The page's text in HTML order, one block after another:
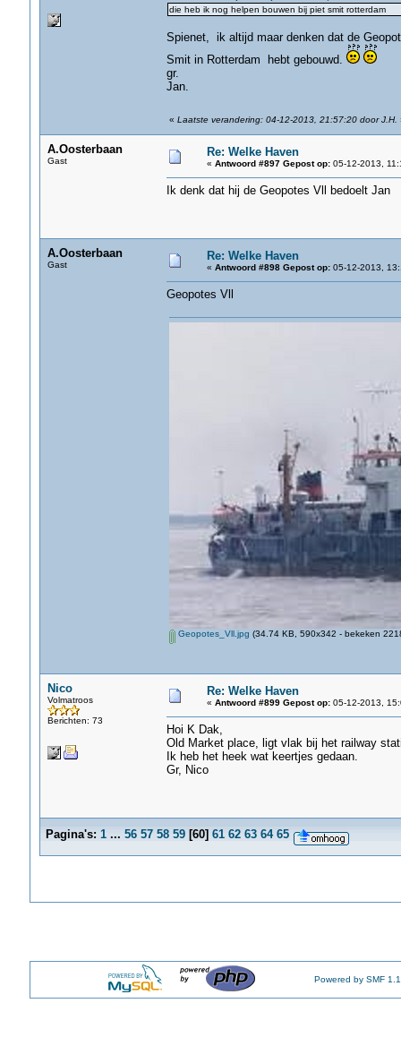
die heb ik nog helpen bouwen bij piet smit rotterdam
Spienet, ik altijd maar denken dat de
Smit in Rotterdam hebt gebouwd.
gr.
Jan.
« Laatste verandering: 04-12-2013, 21:57:20 door J.H.
A.Oosterbaan
Gast
Re: Welke Haven
« Antwoord #897 Gepost op:05-12-2013,
Ik denk dat hij de Geopotes Vll bedoelt Jan
A.Oosterbaan
Gast
Re: Welke Haven
« Antwoord #898 Gepost op:05-12-2013,
Geopotes Vll
Geopotes_Vll.jpg (34.74 KB, 590x342 - bekeken
Nico
Volmatroos
Berichten: 73
Re: Welke Haven
« Antwoord #899 Gepost op:05-12-2013,
Hoi K Dak,
Old Market place, ligt vlak bij het railway
Ik heb het heek wat keertjes gedaan.
Gr, Nico
Pagina's: 1 ... 56 57 58 59[60] 61 62 63 64 65
Powered by SMF